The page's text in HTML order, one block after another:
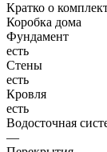
Кратко о
Коробка дома
Фундамент
есть
Стены
есть
Кровля
есть
Водосточная
—